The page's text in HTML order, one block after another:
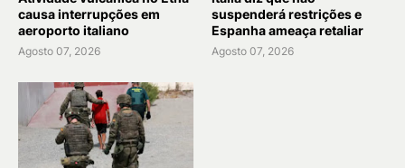
causa interrupções em
aeroporto italiano
Agosto 07, 2026
suspenderá restrições e
Espanha ameaça retaliar
Agosto 07, 2026